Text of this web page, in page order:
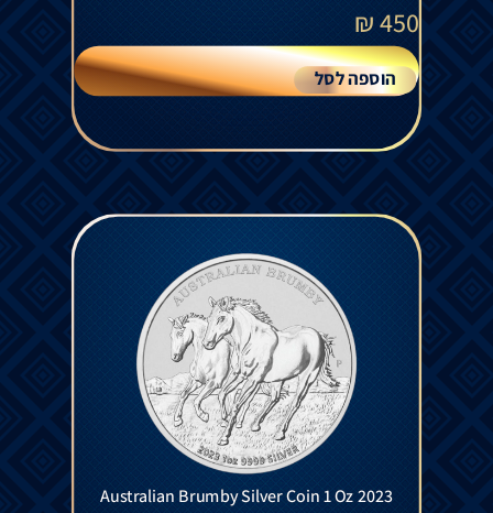
450
₪
הוספה לסל
Australian Brumby Silver Coin 1 Oz 2023